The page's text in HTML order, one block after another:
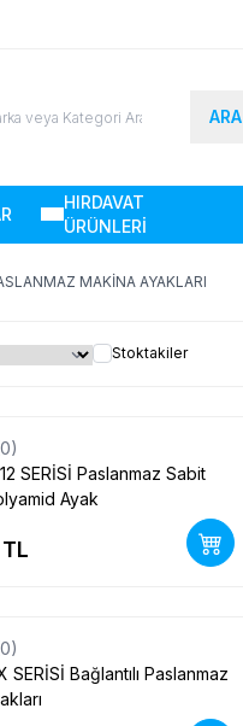
ARA
HIRDAVAT
ÜRÜNLERİ
MAKİNA AYAKLARI
Stoktakiler
SERİSİ Paslanmaz Sabit
Ayak
TL
SERİSİ Bağlantılı Paslanmaz